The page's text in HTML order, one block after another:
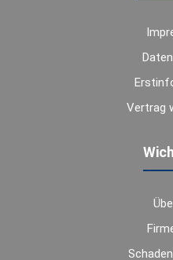
Vertrag